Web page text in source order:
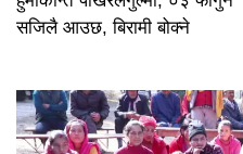
सजिलै आउछ, बिरामी बोक्ने